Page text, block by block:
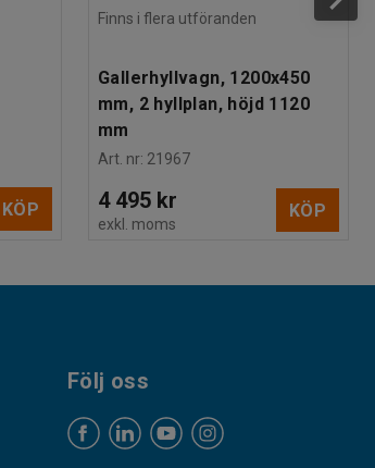
KÖP
Finns i flera utföranden
Gallerhyllvagn, 1200x450
mm, 2 hyllplan, höjd 1120
mm
Art. nr: 21967
4 495 kr
exkl. moms
KÖP
Följ oss